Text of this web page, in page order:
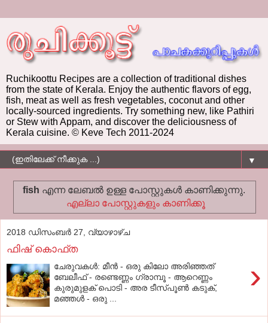
Ruchikoottu Recipes are a collection of traditional dishes
from the state of Kerala. Enjoy the authentic flavors of egg,
fish, meat as well as fresh vegetables, coconut and other
locally-sourced ingredients. Try something new, like Pathiri
or Stew with Appam, and discover the deliciousness of
Kerala cuisine. © Keve Tech 2011-2024
▼
fish എന്ന ലേബല്‍ ഉള്ള പോസ്റ്റുകള്‍ കാണിക്കുന്നു.
എല്ലാ പോസ്റ്റുകളും കാണിക്കൂ
2018 ഡിസംബർ 27, വ്യാഴാഴ്‌ച
ഫിഷ് കൊഫ്ത
›
ചേരുവകൾ: മീന്‍ - ഒരു കിലോ അരിഞ്ഞത്
ബേലീഫ് - രണ്ടെണ്ണം ഗ്രാമ്പൂ - ആറെണ്ണം
കുരുമുളക് പൊടി - അര ടീസ്പൂണ്‍ കടുക്,
മഞ്ഞള്‍ - ഒരു ...